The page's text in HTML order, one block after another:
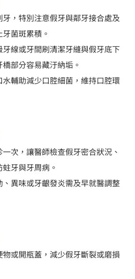
，特別注意假牙與鄰牙接合處及
菌斑累積。
線或牙間刷清潔牙縫與假牙底下
部分容易藏汙納垢。
輔助減少口腔細菌，維持口腔環
次，讓醫師檢查假牙密合狀況、
牙與牙周病。
異味或牙齦發炎需及早就醫調整
或開瓶蓋，減少假牙斷裂或磨損